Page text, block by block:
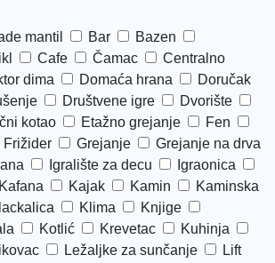
mantil Bar
Bazen
Cafe Čamac
Centralno
dima Domaća hrana
Doručak
Društvene igre
Dvorište
kotao Etažno grejanje
Fen
Frižider Grejanje
Grejanje na drva
Igralište za decu
Igraonica
Kafana Kajak Kamin
Kaminska
Klima
Knjige
Kotlić Krevetac
Kuhinja
Ležaljke za sunčanje
Lift